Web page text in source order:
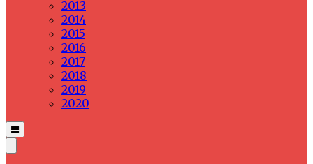
2013
2014
2015
2016
2017
2018
2019
2020